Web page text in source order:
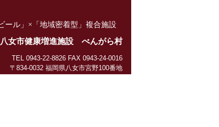
ール」×「地域密着型」複合施設
八女市健康増進施設 べんがら村
TEL 0943-22-8826 FAX 0943-24-0016
〒834-0032 福岡県八女市宮野100番地